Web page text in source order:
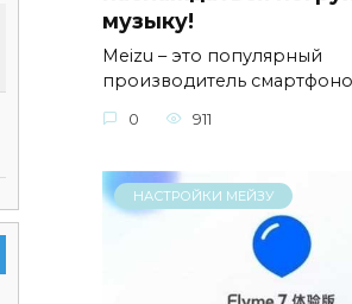
музыку!
Meizu – это популярный
производитель
0 911
НАСТРОЙКИ МЕЙЗУ